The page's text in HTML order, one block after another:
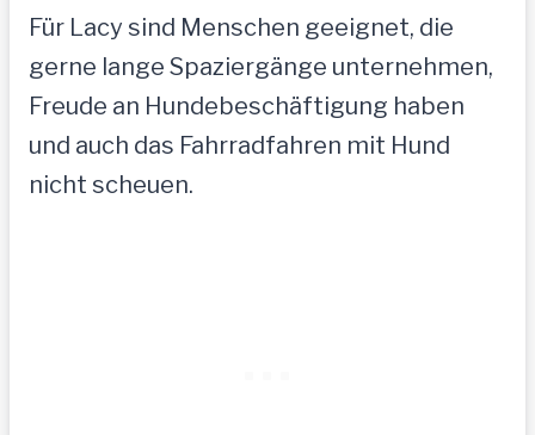
Für Lacy sind Menschen geeignet, die
gerne lange Spaziergänge unternehmen,
Freude an Hundebeschäftigung haben
und auch das Fahrradfahren mit Hund
nicht scheuen.